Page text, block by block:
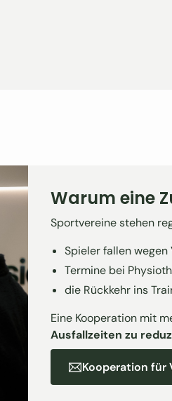
Warum eine
Sportvereine stehen
Spieler fallen wegen
Termine bei
die Rückkehr ins
Eine Kooperation mit
Ausfallzeiten zu
Kooperation für
Kooperation für